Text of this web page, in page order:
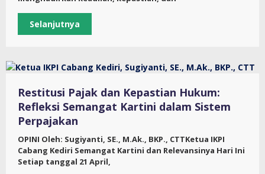
Selanjutnya
Restitusi Pajak dan Kepastian Hukum:
Refleksi Semangat Kartini dalam Sistem
Perpajakan
OPINI Oleh: Sugiyanti, SE., M.Ak., BKP., CTTKetua IKPI
Cabang Kediri Semangat Kartini dan Relevansinya Hari Ini
Setiap tanggal 21 April,